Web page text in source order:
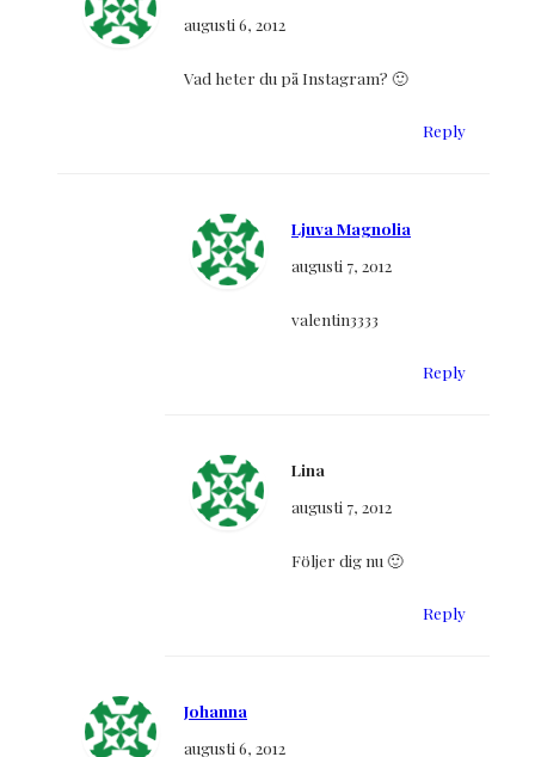
augusti 6, 2012
Vad heter du på Instagram? 🙂
Reply
Ljuva Magnolia
augusti 7, 2012
valentin3333
Reply
Lina
augusti 7, 2012
Följer dig nu 🙂
Reply
Johanna
augusti 6, 2012